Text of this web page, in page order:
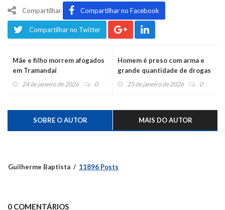
Compartilhar Compartilhar no Facebook
Compartilhar no Twitter
Mãe e filho morrem afogados
em Tramandaí
24 de janeiro de 2026 0
Homem é preso com arma e
grande quantidade de drogas
em Salvador do Sul
25 de janeiro de 2026 0
SOBRE O AUTOR MAIS DO AUTOR
Guilherme Baptista 11896 Posts
0 COMENTÁRIOS